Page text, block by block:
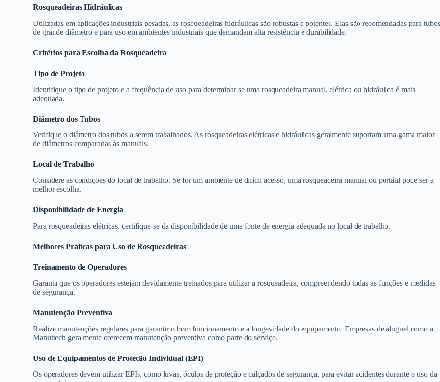
Rosqueadeiras Hidráulicas
Utilizadas em aplicações industriais pesadas, as rosqueadeiras hidráulicas são robustas e potentes. Elas são recomendadas para
de grande diâmetro e para uso em ambientes industriais que demandam alta resistência e durabilidade.
Critérios para Escolha da Rosqueadeira
Tipo de Projeto
Identifique o tipo de projeto e a frequência de uso para determinar se uma rosqueadeira manual, elétrica ou hidráulica é mais
adequada.
Diâmetro dos Tubos
Verifique o diâmetro dos tubos a serem trabalhados. As rosqueadeiras elétricas e hidráulicas geralmente suportam uma gama maior
de diâmetros comparadas às manuais.
Local de Trabalho
Considere as condições do local de trabalho. Se for um ambiente de difícil acesso, uma rosqueadeira manual ou portátil pode ser a
melhor escolha.
Disponibilidade de Energia
Para rosqueadeiras elétricas, certifique-se da disponibilidade de uma fonte de energia adequada no local de trabalho.
Melhores Práticas para Uso de Rosqueadeiras
Treinamento de Operadores
Garanta que os operadores estejam devidamente treinados para utilizar a rosqueadeira, compreendendo todas as funções e medidas
de segurança.
Manutenção Preventiva
Realize manutenções regulares para garantir o bom funcionamento e a longevidade do equipamento. Empresas de aluguel como a
Manuttech geralmente oferecem manutenção preventiva como parte do serviço.
Uso de Equipamentos de Proteção Individual (EPI)
Os operadores devem utilizar EPIs, como luvas, óculos de proteção e calçados de segurança, para evitar acidentes durante o uso da